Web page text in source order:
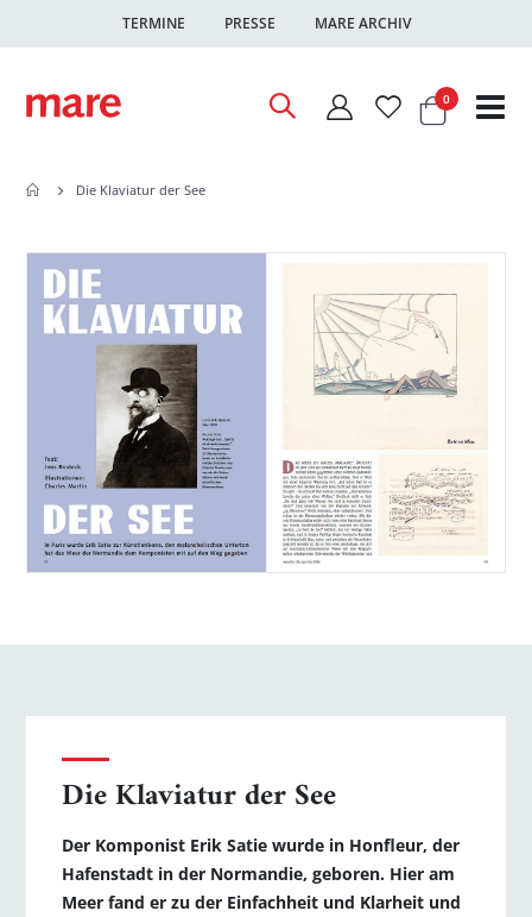
TERMINE PRESSE MARE ARCHIV
Warenkorb
0Artikel
Die Klaviatur der See
Zum
Ende
der
Bildgalerie
Zum
Anfang
der
Bildgalerie
Die Klaviatur der See
Der Komponist Erik Satie wurde in Honfleur, der
Hafenstadt in der Normandie, geboren. Hier am
Meer fand er zu der Einfachheit und Klarheit und